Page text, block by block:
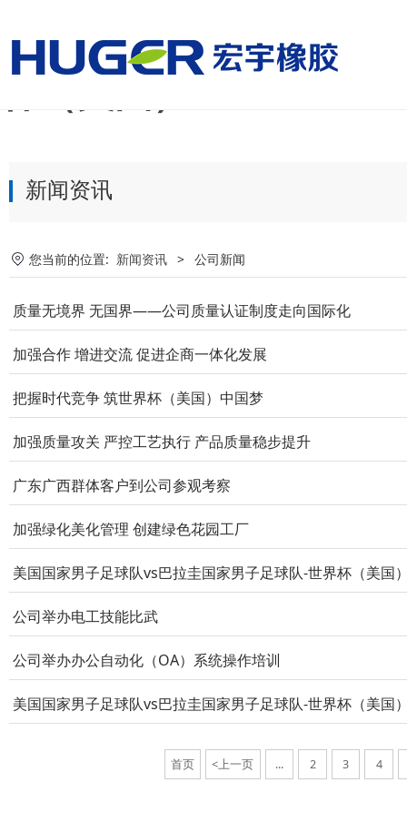
美国国家男子足球队
杯（美国）
新闻资讯
您当前的位置: 新闻资讯 > 公司新闻
质量无境界 无国界——公司质量认证制度走向国际化
加强合作 增进交流 促进企商一体化发展
把握时代竞争 筑世界杯（美国）中国梦
加强质量攻关 严控工艺执行 产品质量稳步提升
广东广西群体客户到公司参观考察
加强绿化美化管理 创建绿色花园工厂
美国国家男子足球队vs巴拉圭国家男子足球队-世界杯（美国
公司举办电工技能比武
公司举办办公自动化（OA）系统操作培训
美国国家男子足球队vs巴拉圭国家男子足球队-世界杯（美国
首页 <上一页 ... 2 3 4